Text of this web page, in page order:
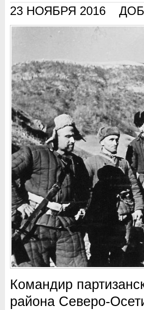
23 НОЯБРЯ 2016
Командир
района Северо-